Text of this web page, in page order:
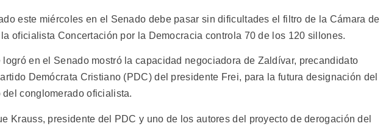
este miércoles en el Senado debe pasar sin dificultades el filtro de la Cámara de
oficialista Concertación por la Democracia controla 70 de los 120 sillones.
logró en el Senado mostró la capacidad negociadora de Zaldívar, precandidato
Demócrata Cristiano (PDC) del presidente Frei, para la futura designación del
conglomerado oficialista.
Krauss, presidente del PDC y uno de los autores del proyecto de derogación del